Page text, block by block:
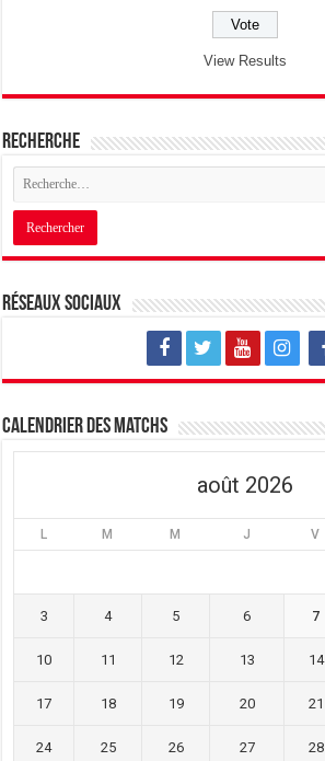
View Results
Recherche
Réseaux sociaux
Calendrier des matchs
août 2026
L M M J V
3 4 5 6 7
10 11 12 13 14
17 18 19 20 21
24 25 26 27 28